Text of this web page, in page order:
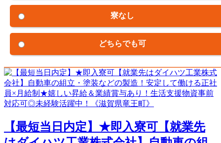
寮なし
どちらでも可
【最短当日内定】★即入寮可【就業先